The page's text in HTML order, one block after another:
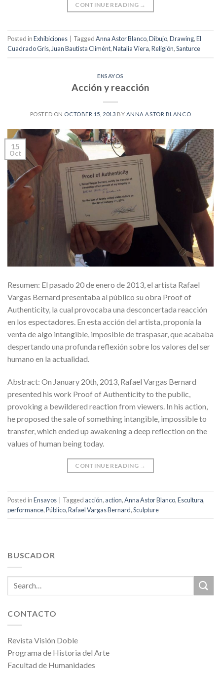
CONTINUE READING →
Posted inExhibiciones TaggedAnna Astor Blanco,Dibujo,Drawing,El
Cuadrado Gris,Juan Bautista Climént,Natalia Viera,Religión,Santurce
ENSAYOS
Acción y reacción
POSTED ON OCTOBER 15, 2013 BY ANNA ASTOR BLANCO
15
Oct
Resumen: El pasado 20 de enero de 2013, el artista Rafael
Vargas Bernard presentaba al público su obra Proof of
Authenticity, la cual provocaba una desconcertada reacción
en los espectadores. En esta acción del artista, proponía la
venta de algo intangible, imposible de traspasar, que acababa
despertando una profunda reflexión sobre los valores del ser
humano en la actualidad.
Abstract: On January 20th, 2013, Rafael Vargas Bernard
presented his work Proof of Authenticity to the public,
provoking a bewildered reaction from viewers. In his action,
he proposed the sale of something intangible, impossible to
transfer, which ended up awakening a deep reflection on the
values ​​of human being today.
CONTINUE READING →
Posted inEnsayos | Tagged acción, action,Anna Astor Blanco,Escultura,
performance,Público,Rafael Vargas Bernard,Sculpture
BUSCADOR
CONTACTO
Revista Visión Doble
Programa de Historia del Arte
Facultad de Humanidades